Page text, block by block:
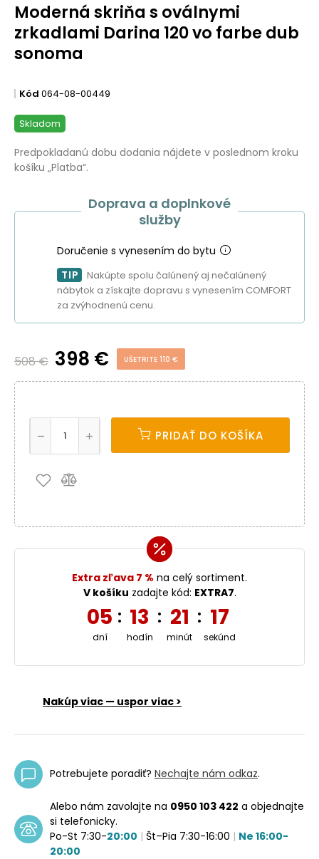
Moderná skriňa s oválnymi
zrkadlami Darina 120 vo farbe dub
sonoma
Kód 064-08-00449
Skladom
Predpokladanú dobu dodania nájdete v poslednom kroku
košíku „Platba“.
Doprava a doplnkové
služby
Doručenie s vynesením do bytu
TIP
Nakúpte spolu čalúnený aj nečalúnený
nábytok a získajte dopravu s vynesením COMFORT
za zvýhodnenú cenu.
508 € 398 € UŠETRITE 110 €
PRIDAŤ DO KOŠÍKA
Extra zľava 7 % na celý sortiment.
V košíku zadajte kód: EXTRA7.
05
dní
: 13
hodín
: 21
minút
: 17
sekúnd
Nakúp viac — uspor viac >
Potrebujete poradiť? Nechajte nám odkaz.
Alebo nám zavolajte na 0950 103 422 a objednajte
si telefonicky.
Po-St 7:30-20:00 | Št–Pia 7:30-16:00 | Ne 16:00-
20:00